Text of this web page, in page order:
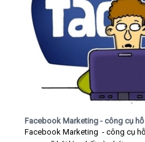
Facebook Marketing - công cụ
Facebook Marketing - công cụ